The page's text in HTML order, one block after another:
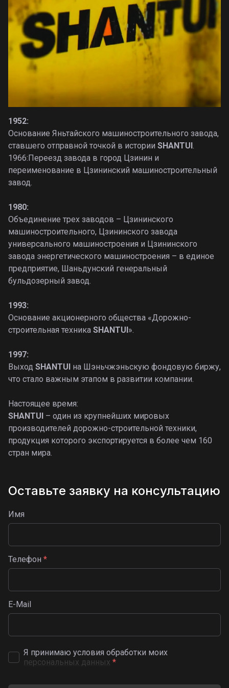
1952:
Основание Яньтайского машиностроительного завода,
ставшего отправной точкой в истории SHANTUI.
1966:Переезд завода в город Цзинин и
переименование в Цзининский машиностроительный
завод.
1980:
Объединение трех заводов – Цзининского
машиностроительного, Цзининского завода
универсального машиностроения и Цзининского
завода энергетического машиностроения – в единое
предприятие, Шаньдунский генеральный
бульдозерный завод.
1993:
Основание акционерного общества «Дорожно-
строительная техника SHANTUI».
1997:
Выход SHANTUI на Шэньчжэньскую фондовую биржу,
что стало важным этапом в развитии компании.
Настоящее время:
SHANTUI – один из крупнейших мировых
производителей дорожно-строительной техники,
продукция которого экспортируется в более чем 160
стран мира.
Оставьте заявку на консультацию
Имя
Телефон *
E-Mail
Я принимаю условия обработки моих
персональных данных *